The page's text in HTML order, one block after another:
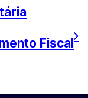
Fiscal